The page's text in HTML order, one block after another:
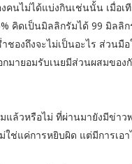
คนไม่ได้แบ่งกินเช่นนั้น เมื่อ
คิดเป็นมิลลิกรัมได้ 99 มิลลิ
องถึงจะไม่เป็นอะไร ส่วนมื
มายอมรับเนยมีส่วนผสมขอ
แล้วหรือไม่ ที่ผ่านมายังมีข่
ใช่แค่การหยิบผิด แต่มีการเ